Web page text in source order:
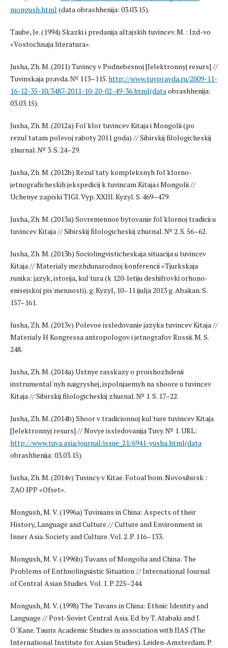
mongush.html (data obrashhenija: 03.03.15).
Taube, Je. (1994) Skazki i predanija altajskih tuvincev. M. : Izd-vo
«Vostochnaja literatura».
Jusha, Zh. M. (2011) Tuvincy v Podnebesnoj [Jelektronnyj resurs] //
Tuvinskaja pravda. № 113–115.http://www.tuvpravda.ru/2009-11-
16-12-35-10/3487-2011-10-20-02-49-36.html(dataobrashhenija:
03.03.15).
Jusha, Zh. M. (2012a) Fol'klor tuvincev Kitaja i Mongolii (po
rezul'tatam polevoj raboty 2011 goda) // Sibirskij filologicheskij
zhurnal. № 3. S. 24–29.
Jusha, Zh. M. (2012b) Rezul'taty kompleksnyh fol'klorno-
jetnograficheskih jekspedicij k tuvincam Kitaja i Mongolii //
Uchenye zapiski TIGI. Vyp. XXIII. Kyzyl. S. 469–479.
Jusha, Zh. M. (2013a) Sovremennoe bytovanie fol'klornoj tradicii u
tuvincev Kitaja // Sibirskij filologicheskij zhurnal. № 2. S. 56–62.
Jusha, Zh. M. (2013b) Sociolingvisticheskaja situacija u tuvincev
Kitaja // Materialy mezhdunarodnoj konferencii «Tjurkskaja
runika: jazyk, istorija, kul'tura (k 120-letiju deshifrovki orhono-
enisejskoj pis'mennosti). g. Kyzyl, 10–11 ijulja 2013 g. Abakan. S.
157–161.
Jusha, Zh. M. (2013v) Polevoe issledovanie jazyka tuvincev Kitaja //
Materialy H Kongressa antropologov i jetnografov Rossii. M. S.
248.
Jusha, Zh. M. (2014a) Ustnye rasskazy o proishozhdenii
instrumental'nyh naigryshej, ispolnjaemyh na shoore u tuvincev
Kitaja // Sibirskij filologicheskij zhurnal. № 1. S. 17–22.
Jusha, Zh. M. (2014b) Shoor v tradicionnoj kul'ture tuvincev Kitaja
[Jelektronnyj resurs] // Novye issledovanija Tuvy. № 1. URL:
http://www.tuva.asia/journal/issue_21/6941-yusha.html(data
obrashhenija: 03.03.15).
Jusha, Zh. M. (2014v) Tuvincy v Kitae. Fotoal'bom. Novosibirsk :
ZAO IPP «Ofset».
Mongush, M. V. (1996a) Tuvinians in China: Aspects of their
History, Language and Culture // Culture and Environment in
Inner Asia. Society and Culture. Vol. 2. P. 116–133.
Mongush, M. V. (1996b) Tuvans of Mongolia and China: The
Problems of Enthnolinguistic Situation // International Journal
of Central Asian Studies. Vol. 1. P. 225–244.
Mongush, M. V. (1998) The Tuvans in China: Ethnic Identity and
Language // Post-Soviet Central Asia. Ed. by T. Atabaki and J.
O`Kane. Tauris Academic Studies in association with IIAS (The
International Institute for Asian Studies). Leiden-Amsterdam. P.